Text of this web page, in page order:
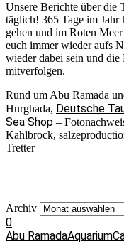
Unsere Berichte über die
täglich! 365 Tage im Jahr
gehen und im Roten
euch immer wieder aufs
wieder dabei sein und die
mitverfolgen.
Rund um Abu Ramada
Hurghada, Deutsche
Sea Shop –
Kahlbrock,
Tretter
Archiv
0
Abu RamadaAquarium